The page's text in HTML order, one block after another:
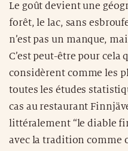
Le goût devient une
forêt, le lac, sans
n’est pas un manque,
C’est peut-être pour cela
considèrent comme les
toutes les études
cas au restaurant
littéralement “le diable
avec la tradition comme